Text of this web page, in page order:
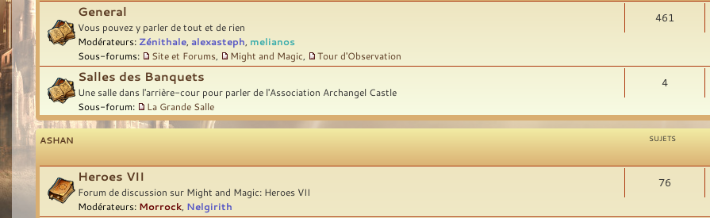
General
Vous pouvez y parler de tout et de rien
Modérateurs: Zénithale alexasteph melianos
Sous-forums:
Site et Forums Might and Magic Tour d'Observation
461
Salles des Banquets
Une salle dans l'arrière-cour pour parler de l'Association Archangel Castle
Sous-forum:
La Grande Salle
4
ASHAN SUJETS
Heroes VII
Forum de discussion sur Might and Magic: Heroes VII
Modérateurs: Morrock Nelgirith
76